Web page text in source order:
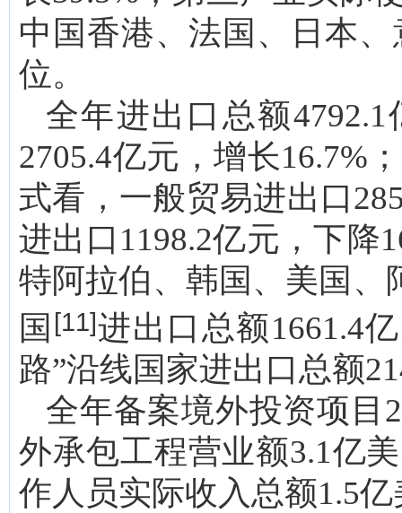
中国香港、法国、日本
位。
全年进出口总额
2705.4亿元，增长16.7%
式看，一般贸易进出口
进出口1198.2亿元，下降
特阿拉伯、韩国、美国、
国 [11]进出口总额1661.4
路”沿线国家进出口总额
全年备案境外投资项目
外承包工程营业额3.1亿
作人员实际收入总额1.5